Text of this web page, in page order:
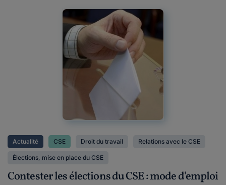
Actualité CSE Droit du travail Relations avec le CSE
Élections, mise en place du CSE
Contester les élections du CSE : mode d'emploi